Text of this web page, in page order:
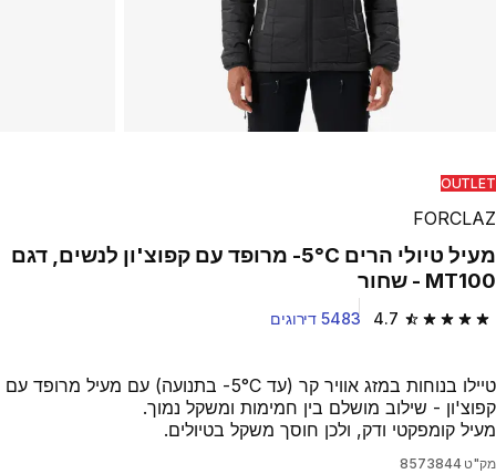
OUTLET
FORCLAZ
מעיל טיולי הרים 5°C- מרופד עם קפוצ'ון לנשים, דגם
MT100 - שחור
4.7 4.7 out of 5 stars from 5483 reviews 5483 דירוגים
טיילו בנוחות במזג אוויר קר (עד 5°C- בתנועה) עם מעיל מרופד עם
קפוצ'ון - שילוב מושלם בין חמימות ומשקל נמוך.
מעיל קומפקטי ודק, ולכן חוסך משקל בטיולים.
מק"ט 8573844